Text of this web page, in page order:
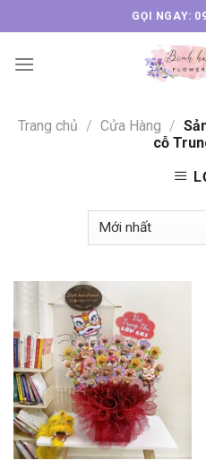
to
content
GỌI NGAY:
Trang chủ / Cửa Hàng /
cỗ